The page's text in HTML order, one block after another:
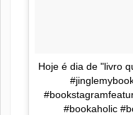
Hoje é dia de "livro
#bookaholic